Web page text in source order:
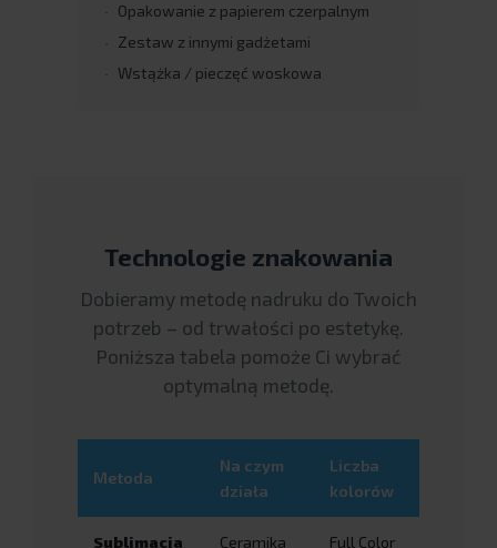
Opakowanie z papierem czerpalnym
Zestaw z innymi gadżetami
Wstążka / pieczęć woskowa
Technologie znakowania
Dobieramy metodę nadruku do Twoich
potrzeb – od trwałości po estetykę.
Poniższa tabela pomoże Ci wybrać
optymalną metodę.
Metoda
Na czym
działa
Liczba
kolorów
Sublimacja
Ceramika
Full Color